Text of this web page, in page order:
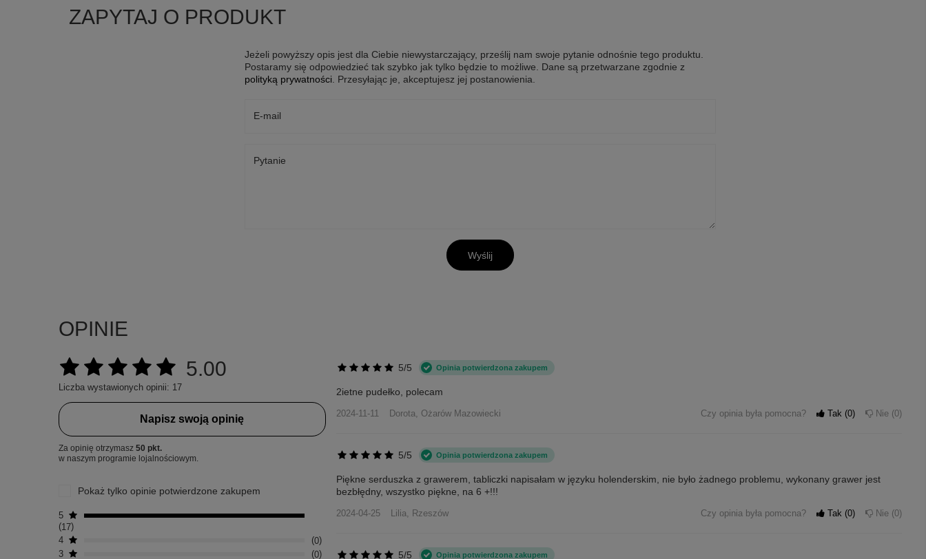
ZAPYTAJ O PRODUKT
Jeżeli powyższy opis jest dla Ciebie niewystarczający, prześlij nam swoje pytanie odnośnie tego produktu.
Postaramy się odpowiedzieć tak szybko jak tylko będzie to możliwe. Dane są przetwarzane zgodnie z
polityką prywatności . Przesyłając je, akceptujesz jej postanowienia.
E-mail
Pytanie
Wyślij
OPINIE
5.00
Liczba wystawionych opinii: 17
Napisz swoją opinię
Za opinię otrzymasz 50 pkt.
w naszym programie lojalnościowym.
Pokaż tylko opinie potwierdzone zakupem
5
17
4
0
3
0
5/5 Opinia potwierdzona zakupem
2ietne pudełko, polecam
2024-11-11 Dorota, Ożarów Mazowiecki Czy opinia była pomocna? Tak 0 Nie 0
5/5 Opinia potwierdzona zakupem
Piękne serduszka z grawerem, tabliczki napisałam w języku holenderskim, nie było żadnego problemu, wykonany grawer jest
bezbłędny, wszystko piękne, na 6 +!!!
2024-04-25 Lilia, Rzeszów Czy opinia była pomocna? Tak 0 Nie 0
5/5 Opinia potwierdzona zakupem